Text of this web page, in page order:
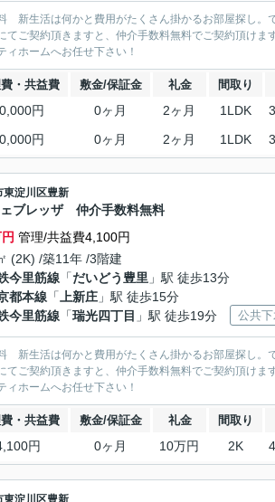
新生活は何かと費用がたくさん掛かるお部屋探し。
ご契約頂きますと、仲介手数料無料でご契約頂け
ィホームへお任せ下さい！
・共益費 敷金/保証金 礼金 間取り
円 0ヶ月 2ヶ月 1LDK
円 0ヶ月 2ヶ月 1LDK
東淀川区豊新
ブレッザ 仲介手数料無料
管理/共益費4,100円
(2K) /築11年 /3階建
今里筋線 「だいどう豊里 」駅 徒歩13分
都本線 「 上新庄 」駅 徒歩15分
今里筋線 「瑞光四丁目 」駅 徒歩19分 公共下
新生活は何かと費用がたくさん掛かるお部屋探し。
ご契約頂きますと、仲介手数料無料でご契約頂け
ィホームへお任せ下さい！
・共益費 敷金/保証金 礼金 間取り
円 0ヶ月 10万円 2K
東淀川区豊新